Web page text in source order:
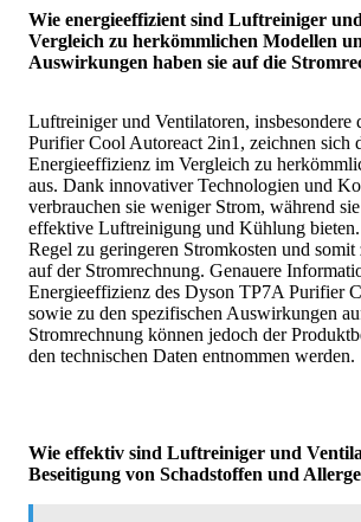
Wie energieeffizient sind Luftreiniger
Vergleich zu herkömmlichen Modellen
Auswirkungen haben sie auf die
Luftreiniger und Ventilatoren, insbesondere
Purifier Cool Autoreact 2in1, zeichnen sich
Energieeffizienz im Vergleich zu
aus. Dank innovativer Technologien und
verbrauchen sie weniger Strom, während
effektive Luftreinigung und Kühlung
Regel zu geringeren Stromkosten und somit
auf der Stromrechnung. Genauere
Energieeffizienz des Dyson TP7A Purifier
sowie zu den spezifischen Auswirkungen
Stromrechnung können jedoch der
den technischen Daten entnommen werden.
Wie effektiv sind Luftreiniger und
Beseitigung von Schadstoffen und